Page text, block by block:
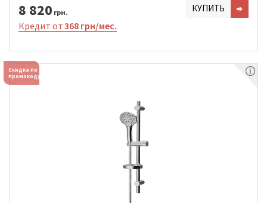
8 820 грн. КУПИТЬ
Кредит от368 грн/мес.
Скидка по
промокоду